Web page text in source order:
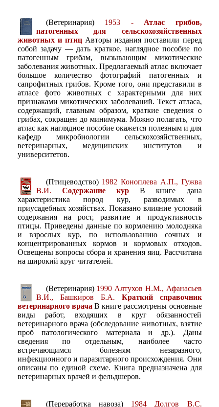
(Ветеринария) 1953 - Атлас грибов,
патогенных для сельскохозяйственных
животных и птицАвторы издания поставили перед
собой задачу — дать краткое, наглядное пособие по
патогенным грибам, вызывающим микотические
заболевания животных. Предлагаемый атлас включает
большое количество фотографий патогенных и
сапрофитных грибов. Кроме того, они представили в
атласе фото животных с характерными для них
признаками микотических заболеваний. Текст атласа,
содержащий, главным образом, краткие сведения о
грибах, сокращен до минимума. Можно полагать, что
атлас как наглядное пособие окажется полезным и для
кафедр микробиологии сельскохозяйственных,
ветеринарных, медицинских институтов и
университетов.
(Птицеводство) 1982 Коноплева А.П., Гужва
В.И. Содержание курВ книге дана
характеристика пород кур, разводимых в
приусадебных хозяйствах. Показано влияние условий
содержания на рост, развитие и продуктивность
птицы. Приведены данные по кормлению молодняка
и взрослых кур, по использованию сочных и
концентрированных кормов и кормовых отходов.
Освещены вопросы сбора и хранения яиц. Рассчитана
на широкий круг читателей.
(Ветеринария) 1990 Алтухов Н.М., Афанасьев
В.И., Башкиров Б.А. Краткий справочник
ветеринарного врача В книге рассмотрены основные
виды работ, входящих в круг обязанностей
ветеринарного врача (обследование животных, взятие
проб патологического материала и др.). Даны
сведения по отдельным, наиболее часто
встречающимся болезням незаразного,
инфекционного и паразитарного происхождения. Они
описаны по единой схеме. Книга предназначена для
ветеринарных врачей и фельдшеров.
(Переработка навоза) 1984 Долгов В.С.